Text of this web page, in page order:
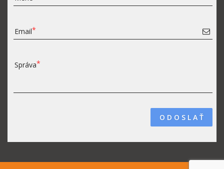
Email
Správa
O D O S L A Ť